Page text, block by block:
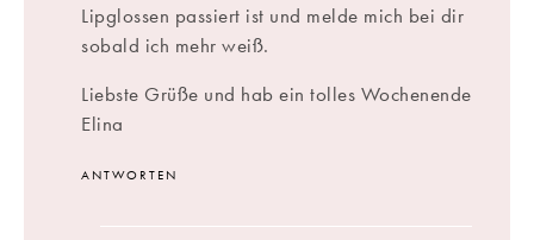
Lipglossen passiert ist und melde mich bei dir
sobald ich mehr weiß.
Liebste Grüße und hab ein tolles Wochenende
Elina
ANTWORTEN